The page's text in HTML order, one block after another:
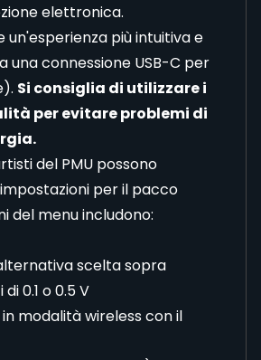
elettronica.
un'esperienza più intuitiva e
connessione USB-C per
Si consiglia di utilizzare i
per evitare problemi di
del PMU possono
per il pacco
del menu includono:
scelta sopra
0.1 o 0.5 V
modalità wireless con il